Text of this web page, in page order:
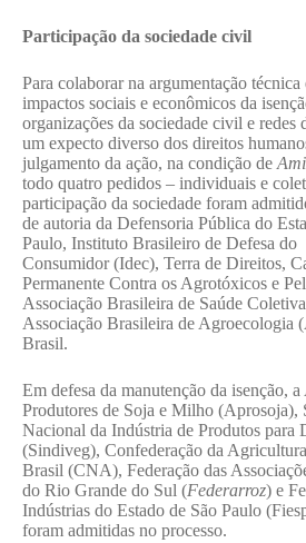
Participação da sociedade civil
Para colaborar na argumentação
impactos sociais e econômicos da
organizações da sociedade civil e redes
um expecto diverso dos direitos
julgamento da ação, na condição de
todo quatro pedidos – individuais e
participação da sociedade foram
de autoria da Defensoria Pública do
Paulo, Instituto Brasileiro de Defesa do
Consumidor (Idec), Terra de Direitos,
Permanente Contra os Agrotóxicos e
Associação Brasileira de Saúde
Associação Brasileira de Agroecologia
Brasil.
Em defesa da manutenção da isenção,
Produtores de Soja e Milho (Aprosoja),
Nacional da Indústria de Produtos para
(Sindiveg), Confederação da
Brasil (CNA), Federação das
do Rio Grande do Sul (Federarroz) e
Indústrias do Estado de São Paulo
foram admitidas no processo.